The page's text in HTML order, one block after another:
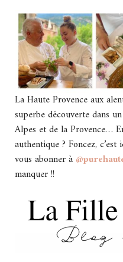
La Haute Provence aux
superbe découverte dans
Alpes et de la Provence…
authentique ? Foncez,
vous abonner à
manquer !!